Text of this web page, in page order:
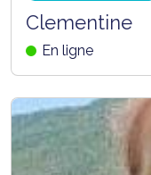
Clementine
En ligne